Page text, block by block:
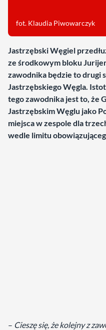
fot. Klaudia Piwowarczyk
Jastrzębski Węgiel
ze środkowym bloku
zawodnika będzie to drugi
Jastrzębskiego Węgla.
tego zawodnika jest to, że
Jastrzębskim Węglu jako
miejsca w zespole dla
wedle limitu
– Cieszę się, że kolejny z